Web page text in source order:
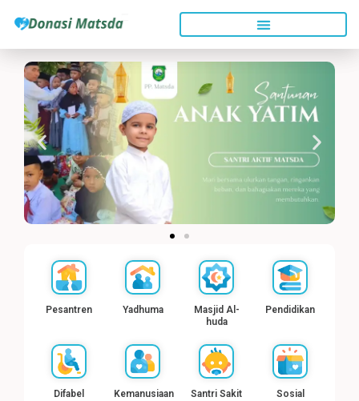
content
Pesantren Yadhuma
Masjid Al-
huda
Pendidikan
Difabel Kemanusiaan Santri Sakit Sosial